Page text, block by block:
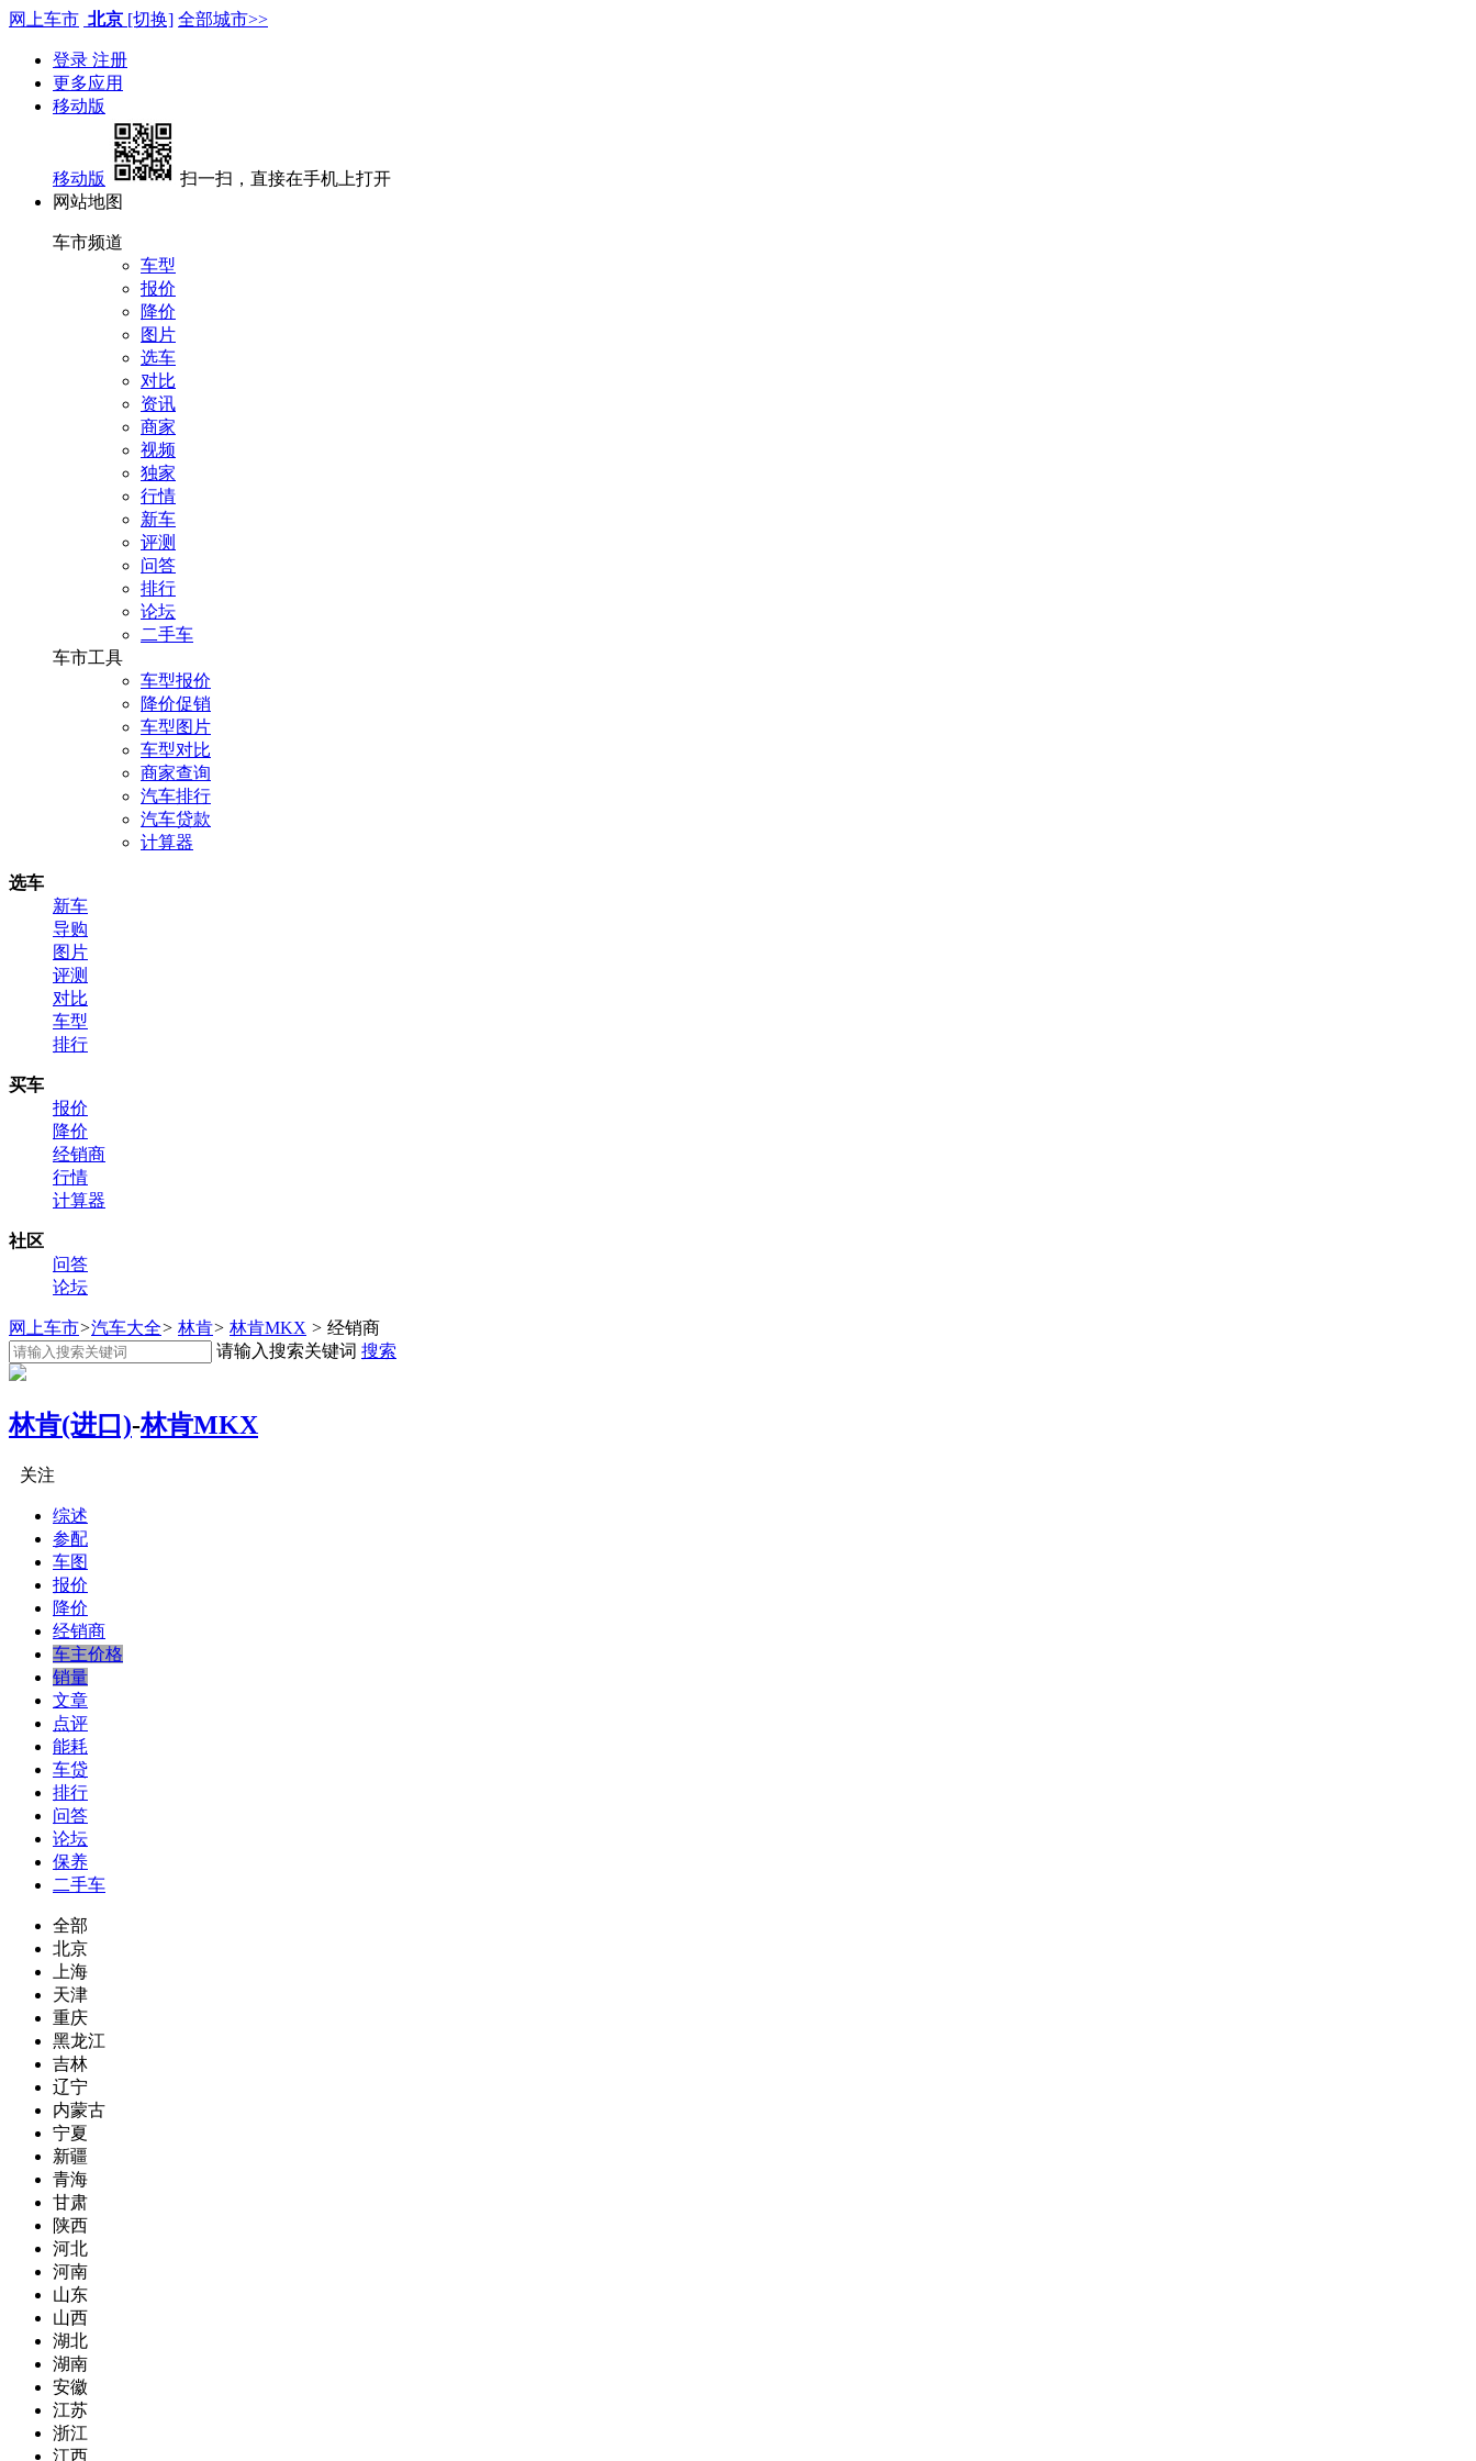
网上车市 北京 [切换] 全部城市>>
登录 注册
更多应用
移动版
移动版
扫一扫，直接在手机上打开
网站地图
车市频道
车型
报价
降价
图片
选车
对比
资讯
商家
视频
独家
行情
新车
评测
问答
排行
论坛
二手车
车市工具
车型报价
降价促销
车型图片
车型对比
商家查询
汽车排行
汽车贷款
计算器
选车
新车
导购
图片
评测
对比
车型
排行
买车
报价
降价
经销商
行情
计算器
社区
问答
论坛
网上车市>汽车大全> 林肯> 林肯MKX > 经销商
请输入搜索关键词 搜索
林肯(进口)-林肯MKX
关注
综述
参配
车图
报价
降价
经销商
车主价格
销量
文章
点评
能耗
车贷
排行
问答
论坛
保养
二手车
全部
北京
上海
天津
重庆
黑龙江
吉林
辽宁
内蒙古
宁夏
新疆
青海
甘肃
陕西
河北
河南
山东
山西
湖北
湖南
安徽
江苏
浙江
江西